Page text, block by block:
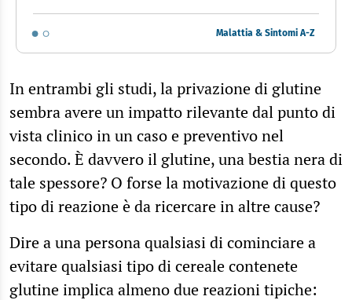
Malattia & Sintomi A-Z
In entrambi gli studi, la privazione di glutine
sembra avere un impatto rilevante dal punto di
vista clinico in un caso e preventivo nel
secondo. È davvero il glutine, una bestia nera di
tale spessore? O forse la motivazione di questo
tipo di reazione è da ricercare in altre cause?
Dire a una persona qualsiasi di cominciare a
evitare qualsiasi tipo di cereale contenete
glutine implica almeno due reazioni tipiche: